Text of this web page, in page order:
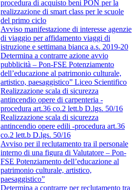
procedura di acquisto beni PON per la
realizzazione di smart class per le scuole
del primo ciclo
Avviso manifestazione di interesse agenzie
di viaggio per affidamento viaggi di
istruzione e settimana bianca a.s. 2019-20
Determina a contrarre azione avvio
pubblicità – Pon-FSE Potenziamento
dell’educazione al patrimonio culturale,
artistico, paesaggistico” Liceo Scientifico
Realizzazione scala di sicurezza
antincendio opere di carpenteria -
procedura art.36 co.2 lett.b D.lgs. 50/16
Realizzazione scala di sicurezza
antincendio opere edili -procedura art.36
co.2 lett.b D.lgs. 50/16
Avviso per il reclutamento tra il personale
interno di una figura di Valutatore – Pon-
FSE Potenziamento dell’educazione al
patrimonio culturale, artistico,
paesaggistico”
Determina a contrarre per reclutamento tra